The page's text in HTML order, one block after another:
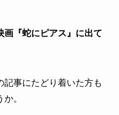
画『蛇にピアス』に出て
記事にたどり着いた方も
。